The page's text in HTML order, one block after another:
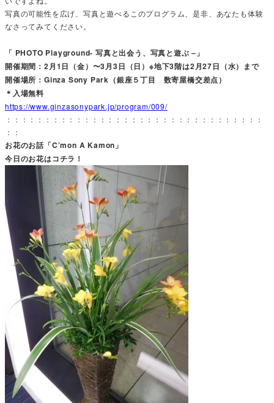
写真の可能性を広げ、写真と遊べるこのプログラム、是非、あなたも体験
なさってみてください。
「 PHOTO Playground- 写真と出会う、写真と遊ぶ –」
開催期間：2月1日（金）〜3月3日（日）※地下3階は2月27日（水）まで
開催場所：Ginza Sony Park（銀座５丁目 数寄屋橋交差点）
＊入場無料
https://www.ginzasonypark.jp/program/009/
：：：：：：：：：：：：：：：：：：：：：：：：：：：：：：：：：
：：
お花のお話「C’mon A Kamon」
今日のお花はコチラ！